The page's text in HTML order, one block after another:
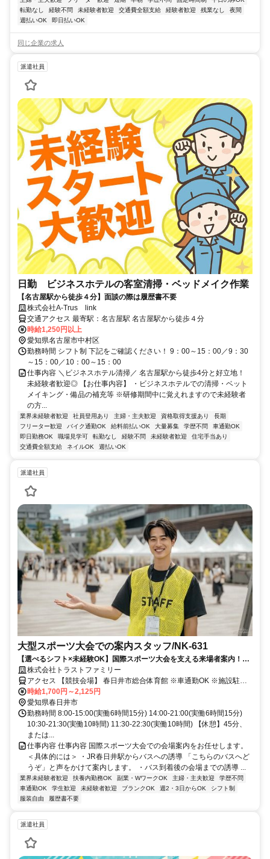
転勤なし
経験不問 未経験者歓迎 交通費全額支給 経験者歓迎 残業なし
夜間
週払いOK
即日払いOK
同じ企業の求人
派遣社員
日勤 ビジネスホテルの客室清掃・ベッドメイク作業
【名古屋駅から徒歩４分】面談の際は履歴書不要
株式会社A-Trus link
交通アクセス 最寄駅：名古屋駅 名古屋駅から徒歩４分
時給1,250円以上
愛知県名古屋市中村区
勤務時間 シフト制 下記をご確認ください！ 9：00～15：00／9：30
～15：00／10：00～15：00
仕事内容 ＼ビジネスホテル清掃／ 名古屋駅から徒歩4分と好立地！
未経験者歓迎◎ 【お仕事内容】 ・ビジネスホテルでの清掃・ベット
メイキング・備品の補充等 ※研修期間中に覚えれますので未経験者
の方...
業界未経験者歓迎 社員登用あり 主婦・主夫歓迎 資格取得支援あり
長期
フリーター歓迎
バイク通勤OK 給料前払いOK 大量募集 学歴不問
車通勤OK
即日勤務OK
職場見学可 転勤なし 経験不問 未経験者歓迎
住宅手当あり
交通費全額支給
ネイルOK 週払いOK
派遣社員
大型スポーツ大会での案内スタッフ/NK-631
【選べるシフト×未経験OK】国際スポーツ大会を支える来場者案内！仲
間と一緒に動くから心強い♪
株式会社トラストファミリー
アクセス 【競技会場】 春日井市総合体育館 ※車通勤OK ※施設駐車
場、またはコインパーキング利用（駐車場代規定支給）
時給1,700円～2,125円
愛知県春日井市
勤務時間 8:00-15:00(実働6時間15分) 14:00-21:00(実働6時間15分)
10:30-21:30(実働10時間) 11:30-22:30(実働10時間) 【休憩】45分、
または...
仕事内容 仕事内容 国際スポーツ大会での会場案内をお任せします。
＜具体的には＞ ・JR春日井駅からバスへの誘導 「こちらのバスへど
うぞ」と声をかけて案内します。 ・バス到着後の会場までの誘導 ...
業界未経験者歓迎 扶養内勤務OK 副業・WワークOK 主婦・主夫歓迎
学歴不問
車通勤OK
学生歓迎 未経験者歓迎 ブランクOK 週2・3日からOK
シフト制
服装自由
履歴書不要
派遣社員